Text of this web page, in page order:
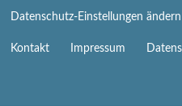
Datenschutz-Einstellungen ändern
Navigation
Kontakt Impressum